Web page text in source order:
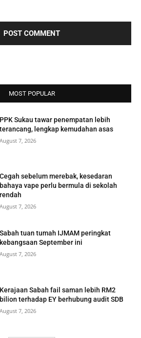
MOST POPULAR
PPK Sukau tawar penempatan lebih
terancang, lengkap kemudahan asas
August 7, 2026
Cegah sebelum merebak, kesedaran
bahaya vape perlu bermula di sekolah
rendah
August 7, 2026
Sabah tuan tumah IJMAM peringkat
kebangsaan September ini
August 7, 2026
Kerajaan Sabah fail saman lebih RM2
bilion terhadap EY berhubung audit SDB
August 7, 2026